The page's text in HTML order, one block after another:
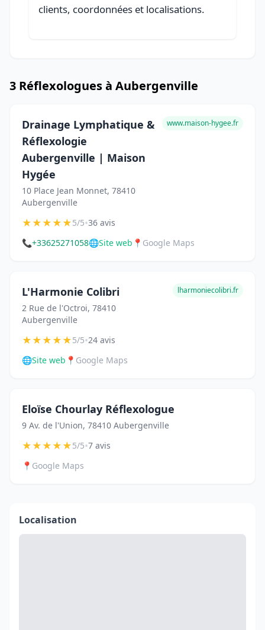
clients, coordonnées et localisations.
3 Réflexologues à Aubergenville
Drainage Lymphatique &
Réflexologie
Aubergenville | Maison
Hygée
10 Place Jean Monnet, 78410
Aubergenville
www.maison-hygee.fr
★★★★★5/5•36 avis
📞+33625271058🌐Site web 📍 Google Maps
L'Harmonie Colibri
2 Rue de l'Octroi, 78410
Aubergenville
lharmoniecolibri.fr
★★★★★5/5•24 avis
🌐Site web 📍 Google Maps
Eloïse Chourlay Réflexologue
9 Av. de l'Union, 78410 Aubergenville
★★★★★5/5•7 avis
📍 Google Maps
Localisation